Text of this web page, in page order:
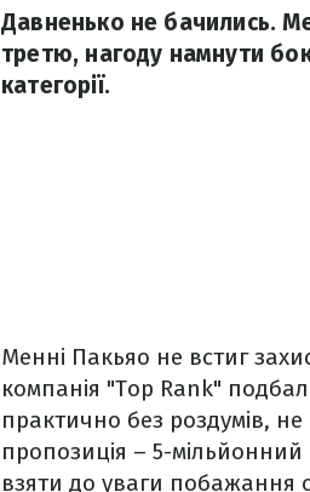
Давненько не бачились.
третю, нагоду намнути
категорії.
Менні Пакьяо не встиг
компанія "Top Rank"
практично без роздумів,
пропозиція – 5-
взяти до уваги побажання